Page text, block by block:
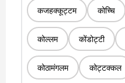
कजहक्कूट्टम कोच्चि
कोल्लम कोंडोट्टी
कोठामंगलम कोट्टक्कल